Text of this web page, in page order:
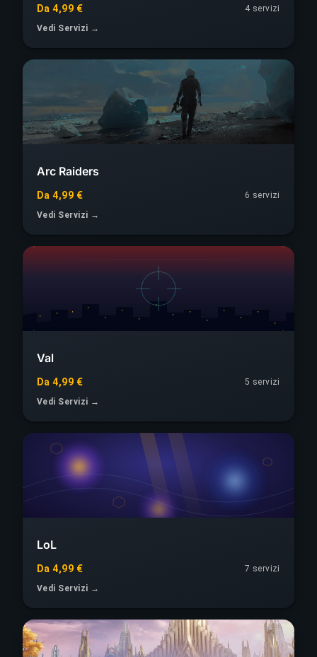
Da 4,99 €
4 servizi
Vedi Servizi →
Arc Raiders
Da 4,99 €
6 servizi
Vedi Servizi →
Val
Da 4,99 €
5 servizi
Vedi Servizi →
LoL
Da 4,99 €
7 servizi
Vedi Servizi →